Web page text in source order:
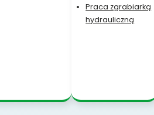
Praca zgrabiarką
hydrauliczną